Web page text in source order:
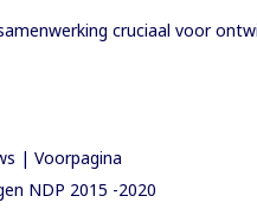
cruciaal voor
| Voorpagina
NDP 2015 -2020